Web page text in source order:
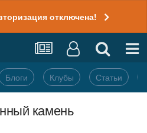
отключена!
Блоги Клубы Статьи
камень